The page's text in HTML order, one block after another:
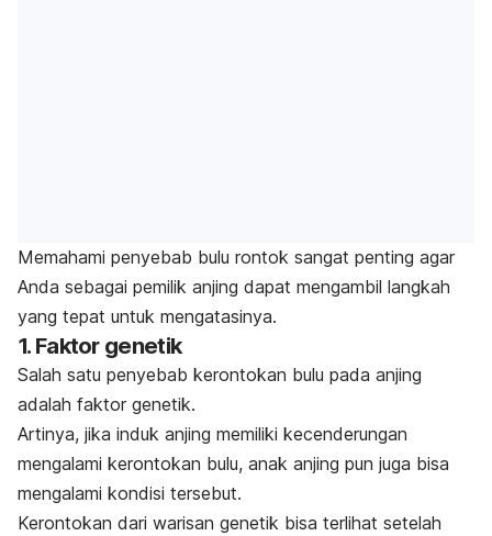
Memahami penyebab bulu rontok sangat penting agar
Anda sebagai pemilik anjing dapat mengambil langkah
yang tepat untuk mengatasinya.
1. Faktor genetik
Salah satu penyebab kerontokan bulu pada anjing
adalah faktor genetik.
Artinya, jika induk anjing memiliki kecenderungan
mengalami kerontokan bulu, anak anjing pun juga bisa
mengalami kondisi tersebut.
Kerontokan dari warisan genetik bisa terlihat setelah